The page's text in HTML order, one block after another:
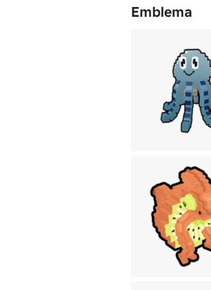
Emblema